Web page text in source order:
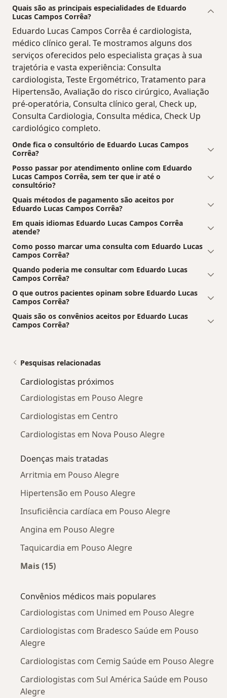
Quais são as principais especialidades de Eduardo
Lucas Campos Corrêa?
Eduardo Lucas Campos Corrêa é cardiologista,
médico clínico geral. Te mostramos alguns dos
serviços oferecidos pelo especialista graças à sua
trajetória e vasta experiência: Consulta
cardiologista, Teste Ergométrico, Tratamento para
Hipertensão, Avaliação do risco cirúrgico, Avaliação
pré-operatória, Consulta clínico geral, Check up,
Consulta Cardiologia, Consulta médica, Check Up
cardiológico completo.
Onde fica o consultório de Eduardo Lucas Campos
Corrêa?
Posso passar por atendimento online com Eduardo
Lucas Campos Corrêa, sem ter que ir até o
consultório?
Quais métodos de pagamento são aceitos por
Eduardo Lucas Campos Corrêa?
Em quais idiomas Eduardo Lucas Campos Corrêa
atende?
Como posso marcar uma consulta com Eduardo Lucas
Campos Corrêa?
Quando poderia me consultar com Eduardo Lucas
Campos Corrêa?
O que outros pacientes opinam sobre Eduardo Lucas
Campos Corrêa?
Quais são os convênios aceitos por Eduardo Lucas
Campos Corrêa?
Pesquisas relacionadas
Cardiologistas próximos
Cardiologistas em Pouso Alegre
Cardiologistas em Centro
Cardiologistas em Nova Pouso Alegre
Doenças mais tratadas
Arritmia em Pouso Alegre
Hipertensão em Pouso Alegre
Insuficiência cardíaca em Pouso Alegre
Angina em Pouso Alegre
Taquicardia em Pouso Alegre
Mais (15)
Convênios médicos mais populares
Cardiologistas com Unimed em Pouso Alegre
Cardiologistas com Bradesco Saúde em Pouso
Alegre
Cardiologistas com Cemig Saúde em Pouso Alegre
Cardiologistas com Sul América Saúde em Pouso
Alegre